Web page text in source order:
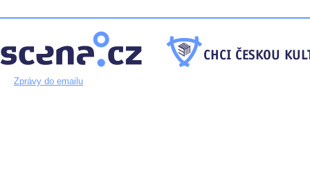
Zprávy do emailu